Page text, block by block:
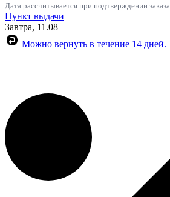
Дата рассчитывается при подтверждении заказа
Пункт выдачи
Завтра, 11.08
Можно вернуть в течение 14 дней.